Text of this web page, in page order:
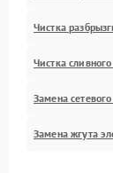
Чистка
Чистка
Замена
Замена жгута